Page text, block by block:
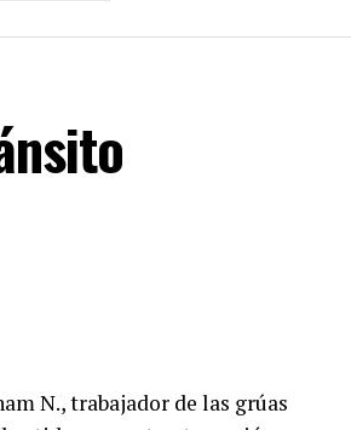
N., trabajador de las grúas